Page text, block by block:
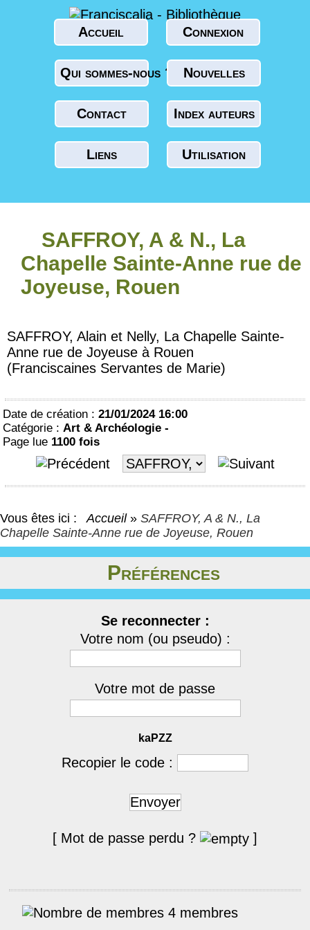
Accueil Connexion
Qui sommes-nous ? Nouvelles
Contact Index auteurs
Liens Utilisation
SAFFROY, A & N., La
Chapelle Sainte-Anne rue de
Joyeuse, Rouen
SAFFROY, Alain et Nelly, La Chapelle Sainte-
Anne rue de Joyeuse à Rouen
(Franciscaines Servantes de Marie)
Date de création : 21/01/2024 16:00
Catégorie : Art & Archéologie -
Page lue 1100 fois
Vous êtes ici : Accueil » SAFFROY, A & N., La
Chapelle Sainte-Anne rue de Joyeuse, Rouen
Préférences
Se reconnecter :
Votre nom (ou pseudo) :
Votre mot de passe
kaPZZ
Recopier le code :
Envoyer
[ Mot de passe perdu ? ]
4 membres